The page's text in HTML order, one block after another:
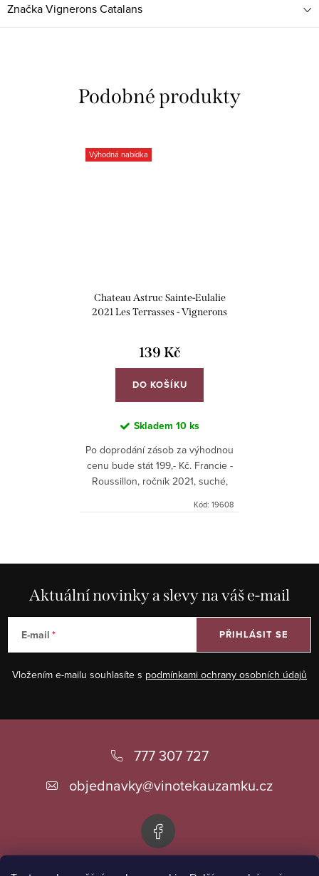
ZnačkaVignerons Catalans
Výhodná nabídka
Chateau Astruc Sainte-Eulalie
2021 Les Terrasses - Vignerons
139 Kč
DO KOŠÍKU
Skladem 10 ks
Po doprodání zásob za výhodnou
cenu bude stát 199,- Kč. Francie -
Roussillon, ročník 2021, suché,
Kód: 19608
Aktuální novinky a slevy na váš e-mail
E-mail
Vložením e-mailu souhlasíte s podmínkami ochrany osobních údajů
PŘIHLÁSIT SE
777 307 727
objednavky@vinotekauzamku.cz